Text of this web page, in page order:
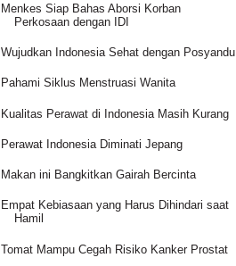
Menkes Siap Bahas Aborsi Korban
Perkosaan dengan IDI
Wujudkan Indonesia Sehat dengan Posyandu
Pahami Siklus Menstruasi Wanita
Kualitas Perawat di Indonesia Masih Kurang
Perawat Indonesia Diminati Jepang
Makan ini Bangkitkan Gairah Bercinta
Empat Kebiasaan yang Harus Dihindari saat
Hamil
Tomat Mampu Cegah Risiko Kanker Prostat